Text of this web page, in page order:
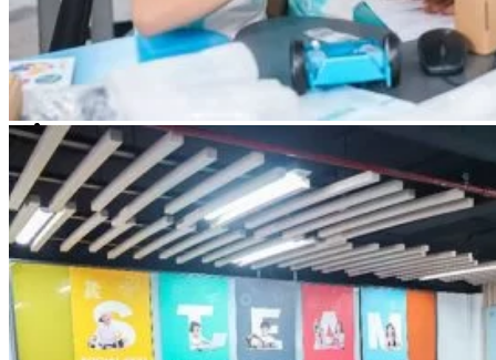
Chưa có sản phẩm trong giỏ hàng.
Giỏ hàng
Chưa có sản phẩm trong giỏ hàng.